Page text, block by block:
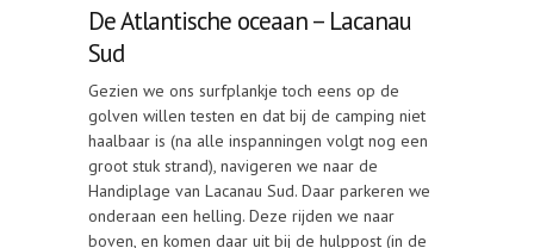
De Atlantische oceaan – Lacanau
Sud
Gezien we ons surfplankje toch eens op de
golven willen testen en dat bij de camping niet
haalbaar is (na alle inspanningen volgt nog een
groot stuk strand), navigeren we naar de
Handiplage van Lacanau Sud. Daar parkeren we
onderaan een helling. Deze rijden we naar
boven, en komen daar uit bij de hulppost (in de